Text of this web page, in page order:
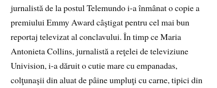
jurnalistă de la postul Telemundo i-a înmânat o copie a
premiului Emmy Award câştigat pentru cel mai bun
reportaj televizat al conclavului. În timp ce Maria
Antonieta Collins, jurnalistă a reţelei de televiziune
Univision, i-a dăruit o cutie mare cu empanadas,
colţunaşii din aluat de pâine umpluţi cu carne, tipici din